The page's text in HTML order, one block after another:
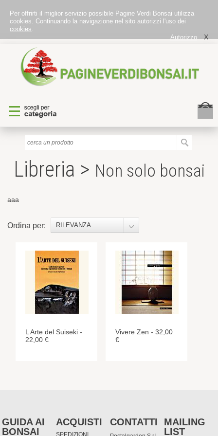
Per offrirti il miglior servizio possibile Pagine Verdi Bonsai utilizza
cookies. Continuando la navigazione nel sito autorizzi l'uso dei
cookies.
Autorizzo
X
Libreria > Non solo bonsai
aaa
Ordina per: RILEVANZA
L Arte del Suiseki -
22,00 €
Vivere Zen - 32,00
€
GUIDA AI
BONSAI
ACQUISTI
SPEDIZIONI
CONTATTI
MAILING
LIST